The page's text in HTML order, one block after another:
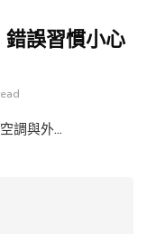
誤習慣小心
調與外…